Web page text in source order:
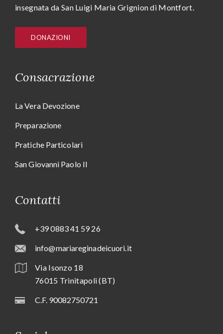
insegnata da San Luigi Maria Grignion di Montfort.
DONAZIONI
Consacrazione
La Vera Devozione
Preparazione
Pratiche Particolari
San Giovanni Paolo II
Contatti
+39 0883 41 59 26
info@mariareginadeicuori.it
Via Isonzo 18
76015 Trinitapoli (BT)
C.F. 90082750721